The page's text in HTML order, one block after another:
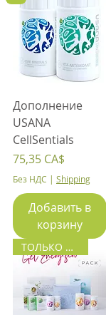
Дополнение
USANA
CellSentials
Цена
75,35 CA$
Без НДС | Shipping
Добавить в
корзину
ТОЛЬКО ПО ПОДПИСКЕ